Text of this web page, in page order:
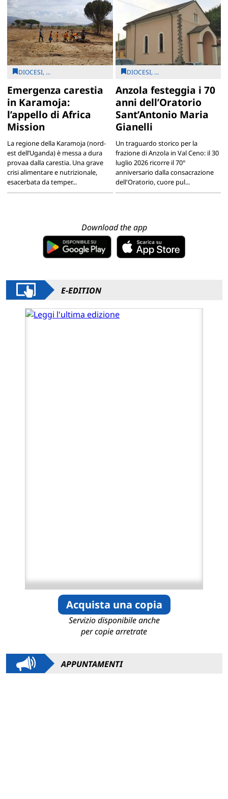
DIOCESI, ...
Emergenza carestia
in Karamoja:
l’appello di Africa
Mission
La regione della Karamoja (nord-
est dell’Uganda) è messa a dura
provaa dalla carestia. Una grave
crisi alimentare e nutrizionale,
esacerbata da temper...
DIOCESI, ...
Anzola festeggia i 70
anni dell’Oratorio
Sant’Antonio Maria
Gianelli
Un traguardo storico per la
frazione di Anzola in Val Ceno: il 30
luglio 2026 ricorre il 70°
anniversario dalla consacrazione
dell'Oratorio, cuore pul...
Download the app
E-EDITION
Acquista una copia
Servizio disponibile anche
per copie arretrate
APPUNTAMENTI